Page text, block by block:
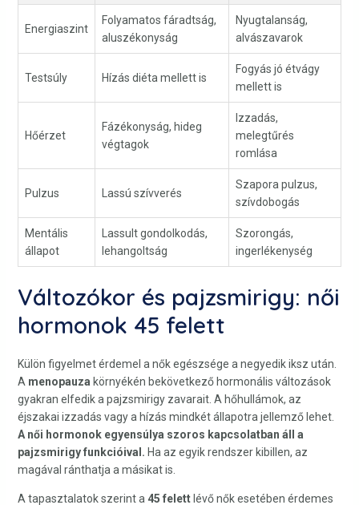
Energiaszint
Folyamatos fáradtság,
aluszékonyság
Nyugtalanság,
alvászavarok
Testsúly Hízás diéta mellett is
Fogyás jó étvágy
mellett is
Hőérzet
Fázékonyság, hideg
végtagok
Izzadás,
melegtűrés
romlása
Pulzus Lassú szívverés
Szapora pulzus,
szívdobogás
Mentális
állapot
Lassult gondolkodás,
lehangoltság
Szorongás,
ingerlékenység
Változókor és pajzsmirigy: női
hormonok 45 felett
Külön figyelmet érdemel a nők egészsége a negyedik iksz után.
A menopauza környékén bekövetkező hormonális változások
gyakran elfedik a pajzsmirigy zavarait. A hőhullámok, az
éjszakai izzadás vagy a hízás mindkét állapotra jellemző lehet.
A női hormonok egyensúlya szoros kapcsolatban áll a
pajzsmirigy funkcióival. Ha az egyik rendszer kibillen, az
magával ránthatja a másikat is.
A tapasztalatok szerint a 45 felettlévő nők esetében érdemes